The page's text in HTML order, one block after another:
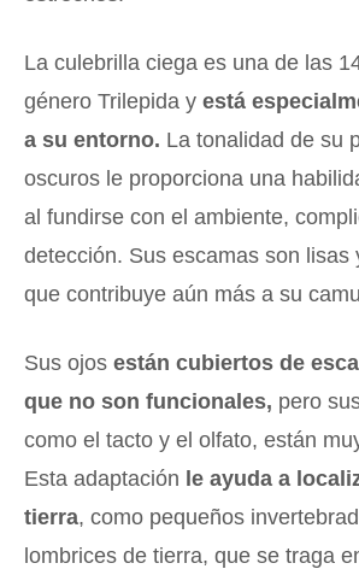
La culebrilla ciega es una de las
género Trilepida y está
a su entorno. La tonalidad de su
oscuros le proporciona una
al fundirse con el ambiente,
detección. Sus escamas son lisas
que contribuye aún más a su
Sus ojos están cubiertos de
que no son funcionales, pero
como el tacto y el olfato, están
Esta adaptación le ayuda a
tierra, como pequeños
lombrices de tierra, que se traga